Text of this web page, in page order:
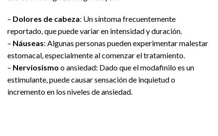
– Dolores de cabeza: Un síntoma frecuentemente
reportado, que puede variar en intensidad y duración.
– Náuseas: Algunas personas pueden experimentar malestar
estomacal, especialmente al comenzar el tratamiento.
– Nerviosismo o ansiedad: Dado que el modafinilo es un
estimulante, puede causar sensación de inquietud o
incremento en los niveles de ansiedad.